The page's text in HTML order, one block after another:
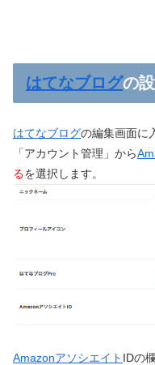
はてなブログの
はてなブログの編集画面に
「アカウント管理」から
るを選択します。
Amazonアソシエイト IDの